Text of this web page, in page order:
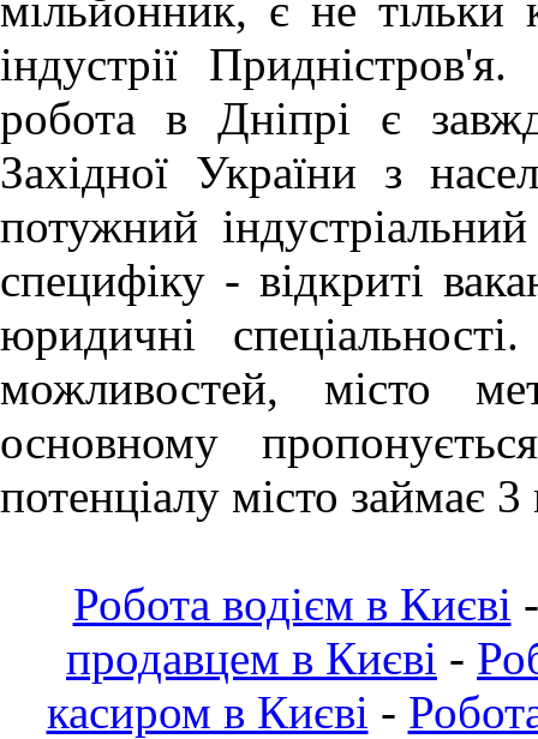
індустрії
робота в Дніпрі є
Західної України з
потужний
специфіку - відкриті
юридичні
можливостей, місто
основному
потенціалу місто займає 3
Робота водієм в Києві
продавцем в Києві -
касиром в Києві -